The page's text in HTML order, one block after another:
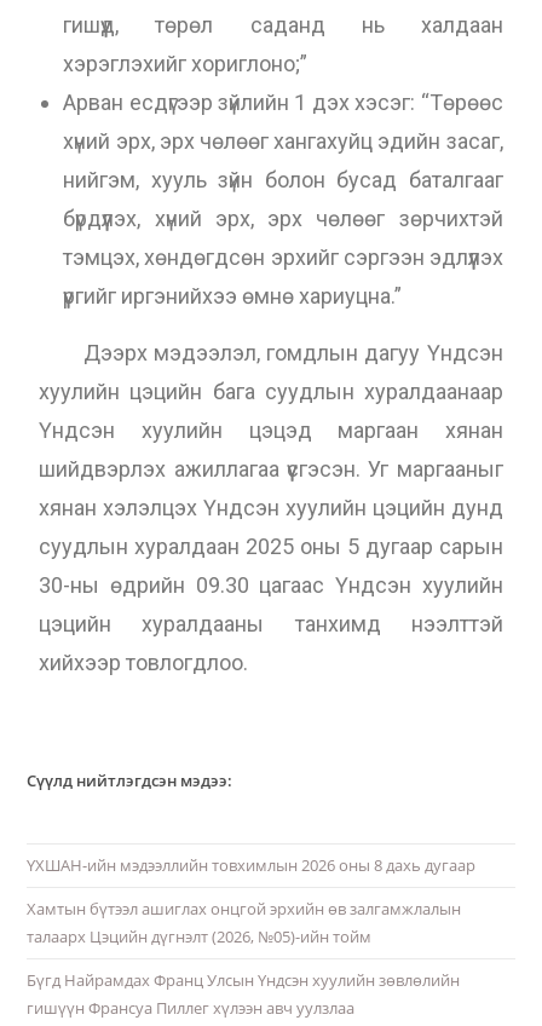
гишүүд, төрөл саданд нь халдаан
хэрэглэхийг хориглоно;”
Арван есдүгээр зүйлийн 1 дэх хэсэг: “Төрөөс
хүний эрх, эрх чөлөөг хангахуйц эдийн засаг,
нийгэм, хууль зүйн болон бусад баталгааг
бүрдүүлэх, хүний эрх, эрх чөлөөг зөрчихтэй
тэмцэх, хөндөгдсөн эрхийг сэргээн эдлүүлэх
үүргийг иргэнийхээ өмнө хариуцна.”
Дээрх мэдээлэл, гомдлын дагуу Үндсэн
хуулийн цэцийн бага суудлын хуралдаанаар
Үндсэн хуулийн цэцэд маргаан хянан
шийдвэрлэх ажиллагаа үүсгэсэн. Уг маргааныг
хянан хэлэлцэх Үндсэн хуулийн цэцийн дунд
суудлын хуралдаан 2025 оны 5 дугаар сарын
30-ны өдрийн 09.30 цагаас Үндсэн хуулийн
цэцийн хуралдааны танхимд нээлттэй
хийхээр товлогдлоо.
Сүүлд нийтлэгдсэн мэдээ:
ҮХШАН-ийн мэдээллийн товхимлын 2026 оны 8 дахь дугаар
Хамтын бүтээл ашиглах онцгой эрхийн өв залгамжлалын
талаарх Цэцийн дүгнэлт (2026, №05)-ийн тойм
Бүгд Найрамдах Франц Улсын Үндсэн хуулийн зөвлөлийн
гишүүн Франсуа Пиллег хүлээн авч уулзлаа